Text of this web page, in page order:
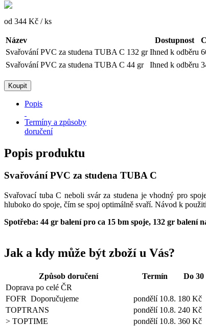
od 344 Kč / ks
Název Dostupnost
Svařování PVC za studena TUBA C 132 gr Ihned k odběru
Svařování PVC za studena TUBA C 44 gr
Ihned k odběru
Popis
Termíny a způsoby
doručení
Popis produktu
Svařování PVC za studena TUBA C
Svařovací tuba C neboli svár za studena je vhodný pro
hluboko do spoje, čím se spoj optimálně svaří. Návod k
Spotřeba: 44 gr balení pro ca 15 bm spoje, 132 gr balení
Jak a kdy může být zboží u Vás?
Způsob doručení Termín Do 30
Doprava po celé ČR
FOFR Doporučujeme pondělí 10.8. 180 Kč
TOPTRANS
pondělí 10.8. 240 Kč
> TOPTIME
pondělí 10.8. 360 Kč